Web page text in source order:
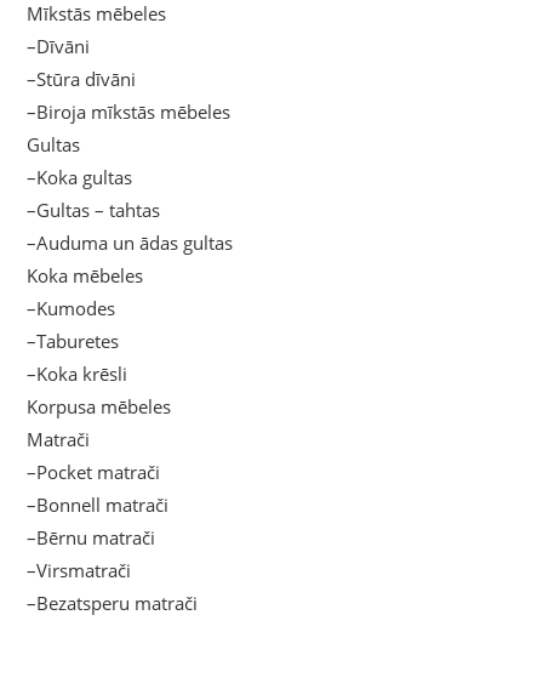
Mīkstās mēbeles
–Dīvāni
–Stūra dīvāni
–Biroja mīkstās mēbeles
Gultas
–Koka gultas
–Gultas – tahtas
–Auduma un ādas gultas
Koka mēbeles
–Kumodes
–Taburetes
–Koka krēsli
Korpusa mēbeles
Matrači
–Pocket matrači
–Bonnell matrači
–Bērnu matrači
–Virsmatrači
–Bezatsperu matrači